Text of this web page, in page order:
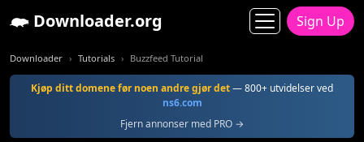
Downloader.org Sign Up
Downloader Tutorials Buzzfeed Tutorial
Kjøp ditt domene før noen andre gjør det— 800+ utvidelser ved
ns6.com
Fjern annonser med PRO →